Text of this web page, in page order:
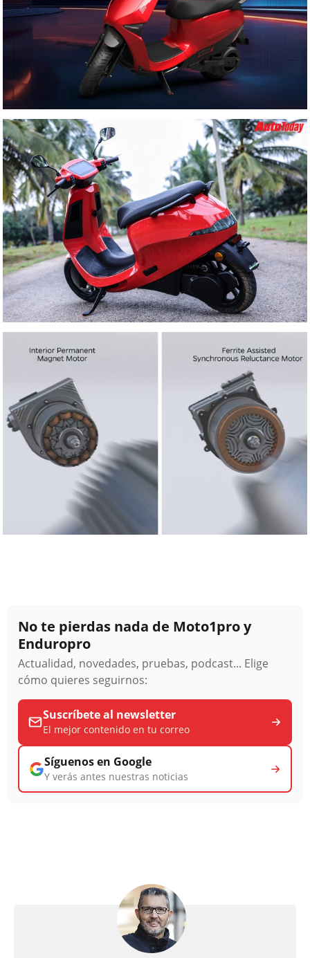
No te pierdas nada de Moto1pro y
Enduropro
Actualidad, novedades, pruebas, podcast... Elige
cómo quieres seguirnos:
Suscríbete al newsletter
El mejor contenido en tu correo
Síguenos en Google
Y verás antes nuestras noticias